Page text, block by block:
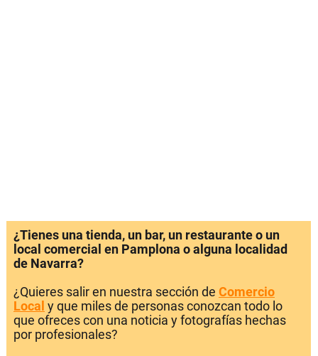
¿Tienes una tienda, un bar, un restaurante o un
local comercial en Pamplona o alguna localidad
de Navarra?
¿Quieres salir en nuestra sección de Comercio
Local y que miles de personas conozcan todo lo
que ofreces con una noticia y fotografías hechas
por profesionales?